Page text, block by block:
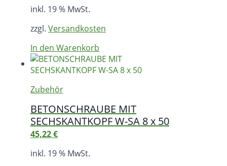
inkl. 19 % MwSt.
zzgl. Versandkosten
In den Warenkorb
Zubehör
BETONSCHRAUBE MIT
SECHSKANTKOPF W-SA 8 x 50
45,22€
inkl. 19 % MwSt.